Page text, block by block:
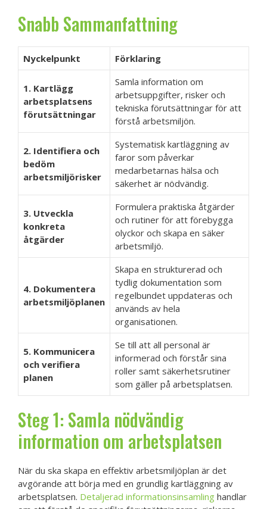
Snabb Sammanfattning
Nyckelpunkt Förklaring
1. Kartlägg
arbetsplatsens
förutsättningar
Samla information om
arbetsuppgifter, risker och
tekniska förutsättningar för att
förstå arbetsmiljön.
2. Identifiera och
bedöm
arbetsmiljörisker
Systematisk kartläggning av
faror som påverkar
medarbetarnas hälsa och
säkerhet är nödvändig.
3. Utveckla
konkreta
åtgärder
Formulera praktiska åtgärder
och rutiner för att förebygga
olyckor och skapa en säker
arbetsmiljö.
4. Dokumentera
arbetsmiljöplanen
Skapa en strukturerad och
tydlig dokumentation som
regelbundet uppdateras och
används av hela
organisationen.
5. Kommunicera
och verifiera
planen
Se till att all personal är
informerad och förstår sina
roller samt säkerhetsrutiner
som gäller på arbetsplatsen.
Steg 1: Samla nödvändig
information om arbetsplatsen
När du ska skapa en effektiv arbetsmiljöplan är det
avgörande att börja med en grundlig kartläggning av
arbetsplatsen. Detaljerad informationsinsamling handlar